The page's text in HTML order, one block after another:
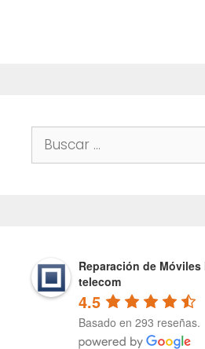
Buscar:
Reparación de Móviles
telecom
4.5
Basado en 293 reseñas.